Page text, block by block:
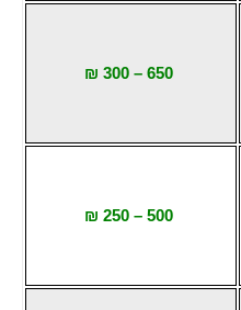
650 – 300 ₪
500 – 250 ₪